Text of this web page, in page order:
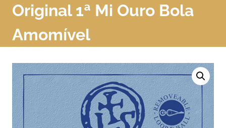
Original 1ª Mi Ouro Bola
Amomível